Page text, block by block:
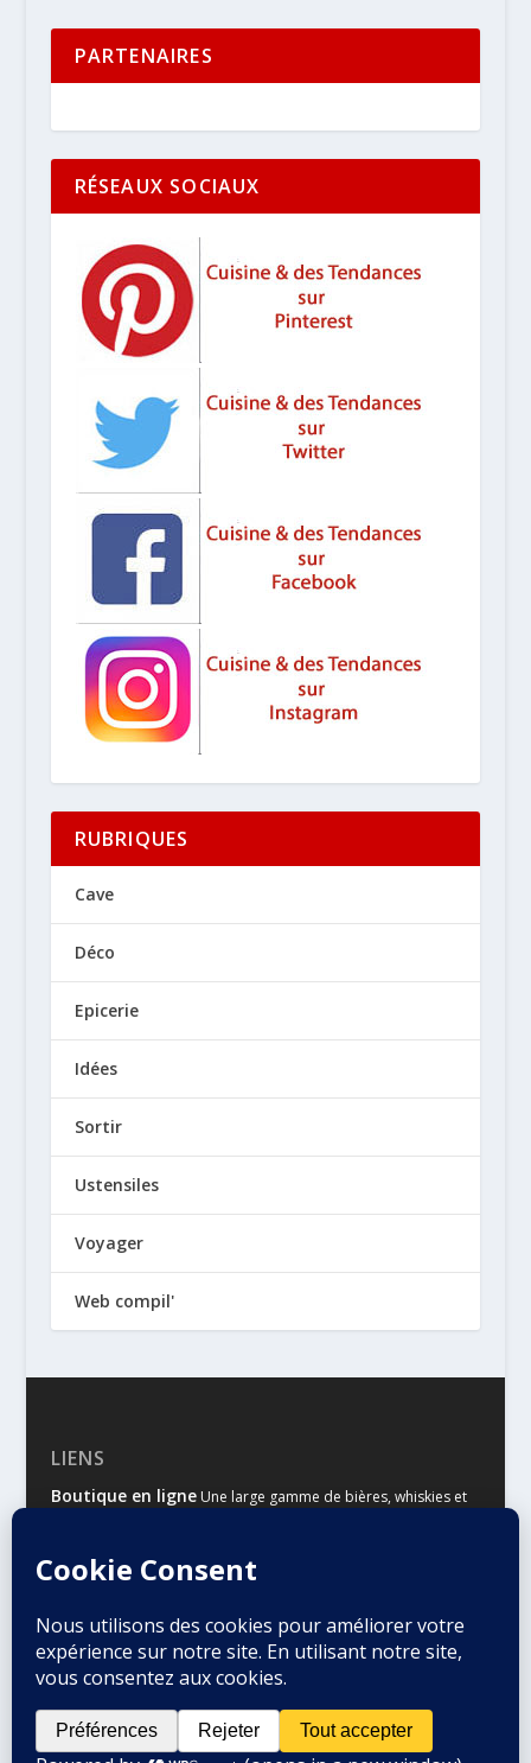
PARTENAIRES
RÉSEAUX SOCIAUX
RUBRIQUES
Cave
Déco
Epicerie
Idées
Sortir
Ustensiles
Voyager
Web compil'
LIENS
Boutique en ligneUne large gamme de bières, whiskies et
Malts & HoublonsLe site d’information des amateurs de
Conçu parElegant Themes | Propulsé parWordPress